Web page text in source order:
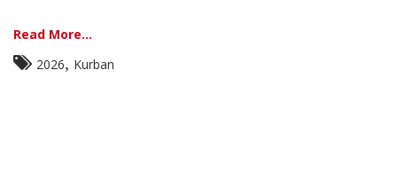
Read More...
2026, Kurban